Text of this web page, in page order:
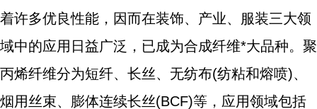
着许多优良性能，因而在装饰、产业、服装三大领
域中的应用日益广泛，已成为合成纤维*大品种。聚
丙烯纤维分为短纤、长丝、无纺布(纺粘和熔喷)、
烟用丝束、膨体连续长丝(BCF)等，应用领域包括